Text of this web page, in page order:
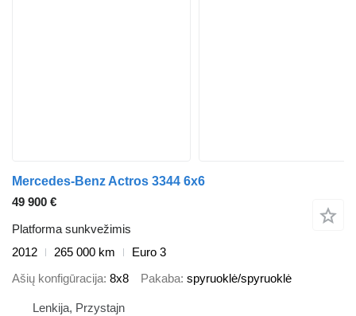
Mercedes-Benz Actros 3344 6x6
49 900 €
Platforma sunkvežimis
2012
265 000 km
Euro 3
Ašių konfigūracija 8x8 Pakaba spyruoklė/spyruoklė
Lenkija, Przystajn